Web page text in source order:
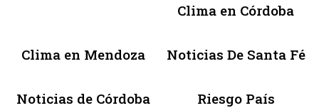
Clima en Córdoba
Clima en Mendoza Noticias De Santa Fé
Noticias de Córdoba Riesgo País